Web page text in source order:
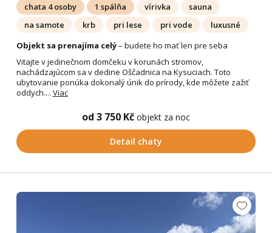
chata 4 osoby 1 spálňa vírivka
sauna
na samote
krb pri lese pri vode
luxusné
Objekt sa prenajíma celý– budete ho mať len pre seba
Vitajte v jedinečnom domčeku v korunách stromov,
nachádzajúcom sa v dedine Oščadnica na Kysuciach. Toto
ubytovanie ponúka dokonalý únik do prírody, kde môžete zažiť
oddych.... Viac
od 3 750 Kč objekt za noc
Detail chaty